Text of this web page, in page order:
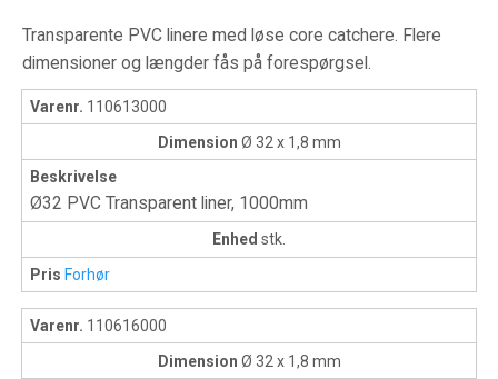
Transparente PVC linere med løse core catchere. Flere
dimensioner og længder fås på forespørgsel.
Varenr. 110613000
Dimension Ø 32 x 1,8 mm
Beskrivelse
Ø32 PVC Transparent liner, 1000mm
Enhed stk.
Pris Forhør
Varenr. 110616000
Dimension Ø 32 x 1,8 mm